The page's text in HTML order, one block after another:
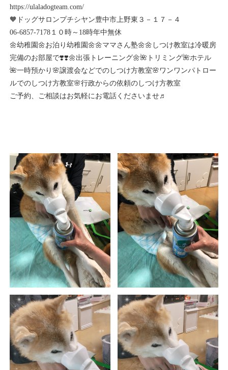
https://ulaladogteam.com/
🧡ドッグサロンプチシヤン豊中市上野東３－１７－４
06-6857-7178１０時～18時年中無休
🌼幼稚園🌼お泊り幼稚園🌼🌼ママさん塾🌼🌼しつけ教室は冷暖房
完備のお部屋で❣️❣️🌼出張トレーニング🌼🌺トリミング🌺ホテル
🌺一時預かり🌸譲渡会などでのしつけ方教室🌸ワンワンパトロー
ルでのしつけ方教室🌸行政からの依頼のしつけ方教室
ご予約、ご相談はお気軽にお電話くださいませ♬